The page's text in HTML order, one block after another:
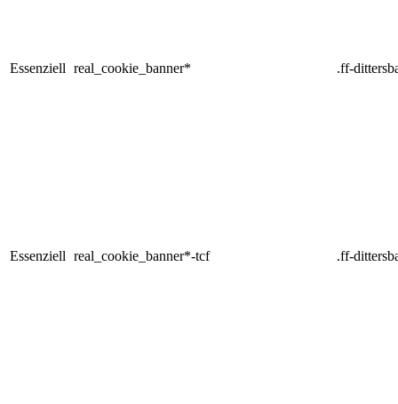
Essenziell real_cookie_banner* .ff-
Essenziell real_cookie_banner*-tcf .ff-